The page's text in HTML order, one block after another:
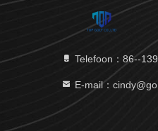
Telefoon：86--
E-mail：